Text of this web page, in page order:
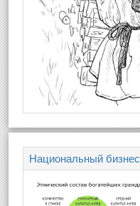
Национальный бизнес